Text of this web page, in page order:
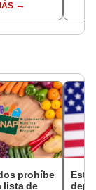
de
MS-13
prohíbe
lista de